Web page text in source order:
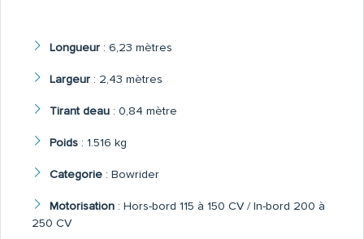
Longueur: 6,23 mètres
Largeur: 2,43 mètres
Tirant deau: 0,84 mètre
Poids: 1.516 kg
Categorie: Bowrider
Motorisation: Hors-bord 115 à 150 CV / In-bord 200 à
250 CV